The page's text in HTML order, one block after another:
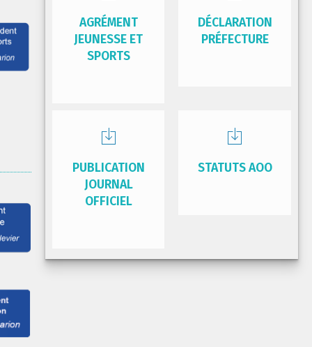
AGRÉMENT
JEUNESSE ET
SPORTS
DÉCLARATION
PRÉFECTURE
PUBLICATION
JOURNAL
OFFICIEL
STATUTS AOO